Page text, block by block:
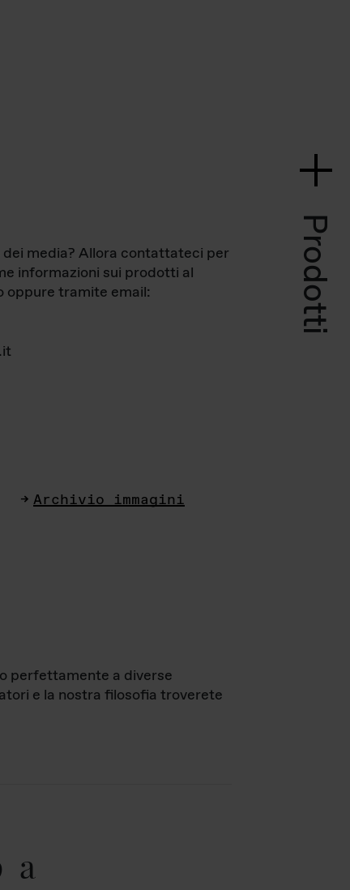
Prodotti
media? Allora contattateci per
informazioni sui prodotti al
oppure tramite email:
Archivio immagini
perfettamente a diverse
e la nostra filosofia troverete